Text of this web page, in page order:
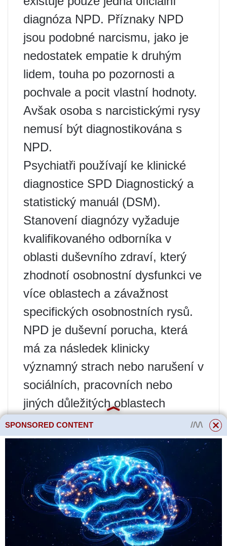
diagnóza NPD. Příznaky NPD
jsou podobné narcismu, jako je
nedostatek empatie k druhým
lidem, touha po pozornosti a
pochvale a pocit vlastní hodnoty.
Avšak osoba s narcistickými rysy
nemusí být diagnostikována s
NPD.
Psychiatři používají ke klinické
diagnostice SPD Diagnostický a
statistický manuál (DSM).
Stanovení diagnózy vyžaduje
kvalifikovaného odborníka v
oblasti duševního zdraví, který
zhodnotí osobnostní dysfunkci ve
více oblastech a závažnost
specifických osobnostních rysů.
NPD je duševní porucha, která
má za následek klinicky
významný strach nebo narušení v
sociálních, pracovních nebo
jiných důležitých oblastech
fungování člověka.
Narcismus může být běžným
rysem během životních fází, jako
je dospívání; avšak mít tento
osobnostní rys neznamená, že se
u člověka vyvine NPD.
Závěr
SPONSORED CONTENT